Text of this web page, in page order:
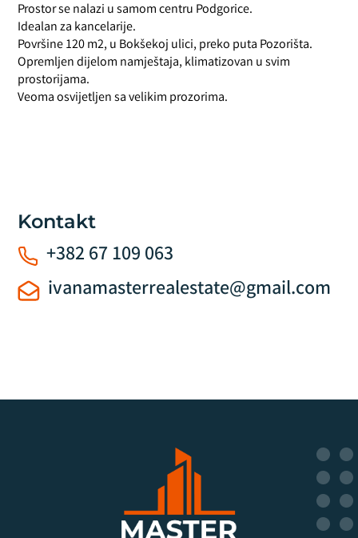
Prostor se nalazi u samom centru Podgorice.
Idealan za kancelarije.
Površine 120 m2, u Bokšekoj ulici, preko puta Pozorišta.
Opremljen dijelom namještaja, klimatizovan u svim
prostorijama.
Veoma osvijetljen sa velikim prozorima.
Kontakt
+382 67 109 063
ivanamasterrealestate@gmail.com